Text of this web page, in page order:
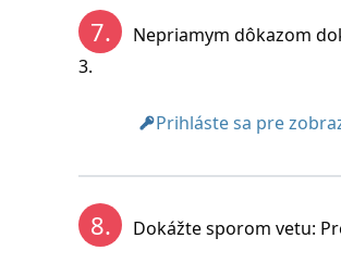
7. Nepriamym dôkazom
3.
Prihláste sa pre
8. Dokážte sporom vetu: